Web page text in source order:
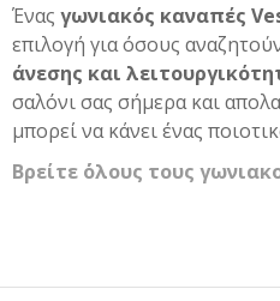
Ένας γωνιακός καναπές
επιλογή για όσους
άνεσης και
σαλόνι σας σήμερα και
μπορεί να κάνει ένας
Βρείτε ΄όλους τους